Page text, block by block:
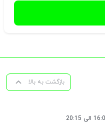
بازگشت به بالا